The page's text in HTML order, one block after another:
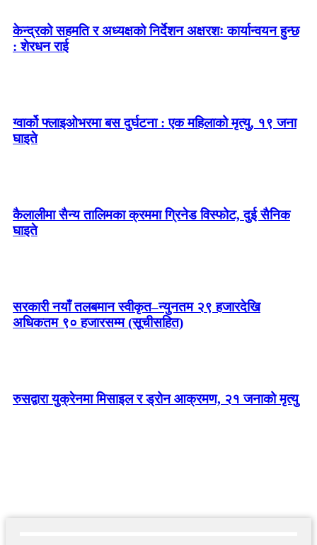
केन्द्रको सहमति र अध्यक्षको निर्देशन अक्षरशः कार्यान्वयन हुन्छ
: शेरधन राई
ग्वार्को फ्लाइओभरमा बस दुर्घटना : एक महिलाको मृत्यु, १९ जना
घाइते
कैलालीमा सैन्य तालिमका क्रममा ग्रिनेड विस्फोट, दुई सैनिक
घाइते
सरकारी नयाँ तलबमान स्वीकृत–न्युनतम २९ हजारदेखि
अधिकतम ९० हजारसम्म (सूचीसहित)
रुसद्वारा युक्रेनमा मिसाइल र ड्रोन आक्रमण, २१ जनाको मृत्यु